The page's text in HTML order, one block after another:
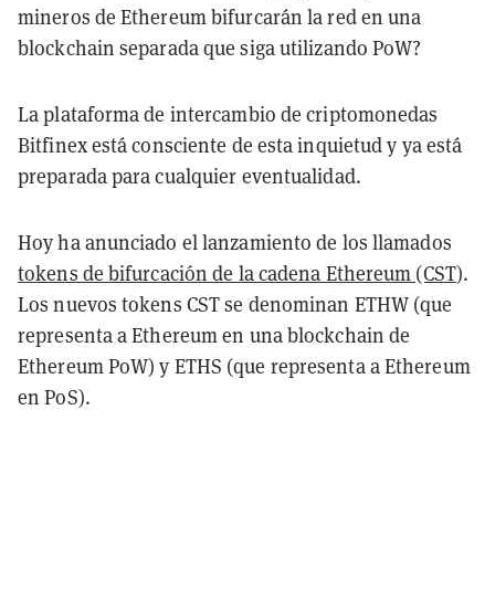
mineros de Ethereum bifurcarán la red en una
blockchain separada que siga utilizando PoW?
La plataforma de intercambio de criptomonedas
Bitfinex está consciente de esta inquietud y ya está
preparada para cualquier eventualidad.
Hoy ha anunciado el lanzamiento de los llamados
tokens de bifurcación de la cadena Ethereum (CST).
Los nuevos tokens CST se denominan ETHW (que
representa a Ethereum en una blockchain de
Ethereum PoW) y ETHS (que representa a Ethereum
en PoS).